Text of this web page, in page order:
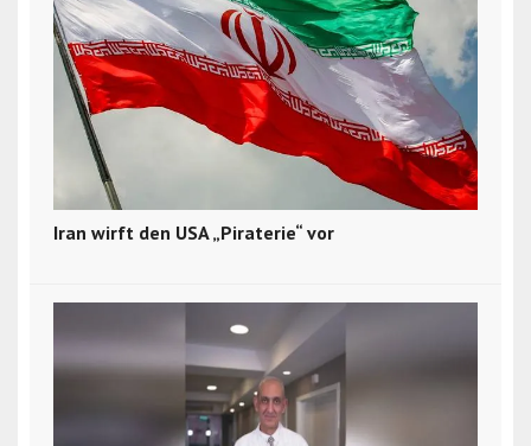
Iran wirft den USA „Piraterie“ vor